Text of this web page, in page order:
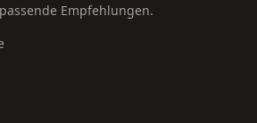
Empfehlungen.